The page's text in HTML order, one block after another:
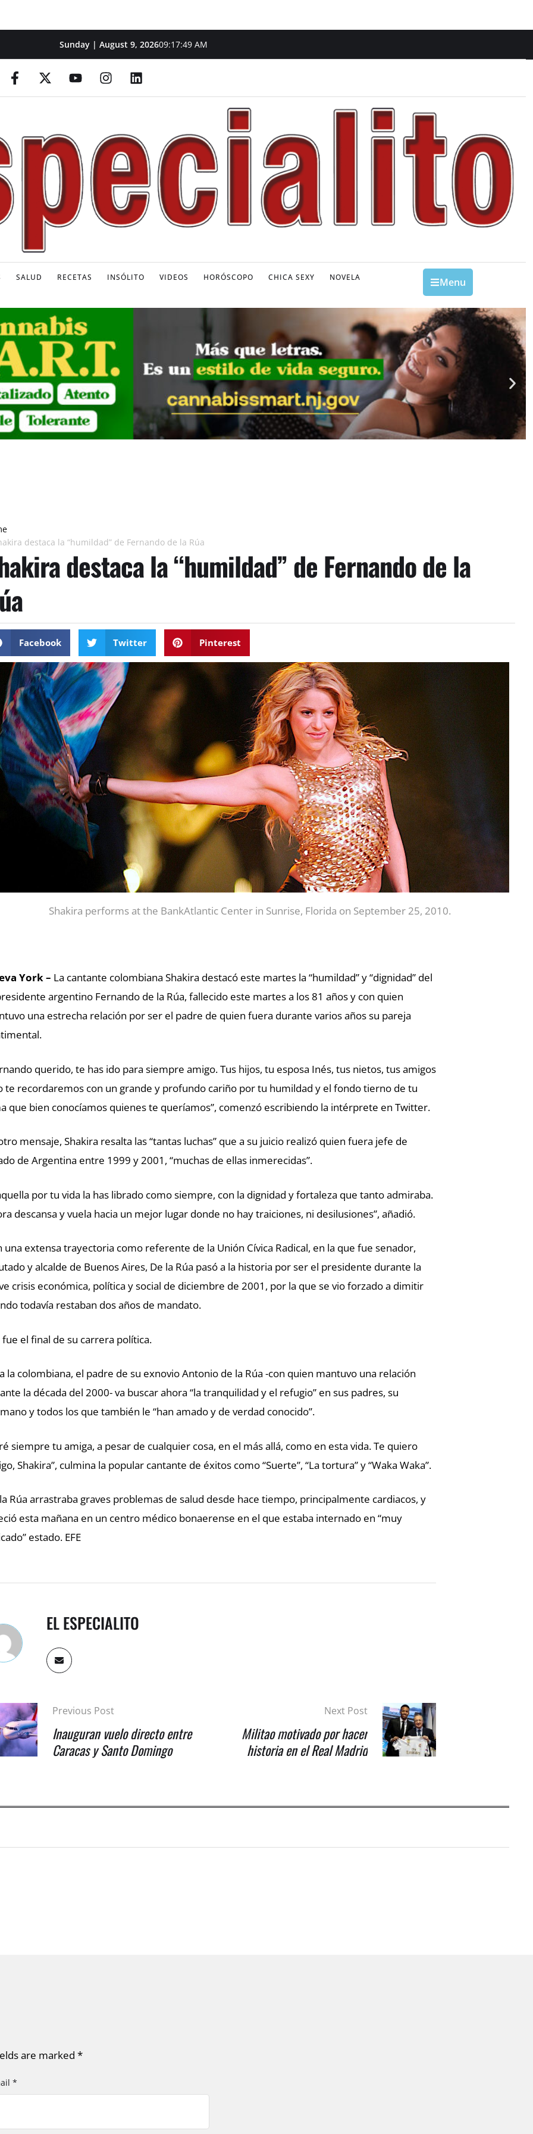
Sunday | August 9, 202609:17:50 AM
SALUD RECETAS INSÓLITO VIDEOS HORÓSCOPO CHICA SEXY NOVELA Menu
destaca la “humildad” de Fernando de la Rúa
destaca la “humildad” de Fernando de la
Facebook Twitter Pinterest
Shakira performs at the BankAtlantic Center in Sunrise, Florida on September 25, 2010.
York – La cantante colombiana Shakira destacó este martes la “humildad” y “dignidad” del
argentino Fernando de la Rúa, fallecido este martes a los 81 años y con quien
una estrecha relación por ser el padre de quien fuera durante varios años su pareja
querido, te has ido para siempre amigo. Tus hijos, tu esposa Inés, tus nietos, tus amigos
te recordaremos con un grande y profundo cariño por tu humildad y el fondo tierno de tu
que bien conocíamos quienes te queríamos”, comenzó escribiendo la intérprete en Twitter.
mensaje, Shakira resalta las “tantas luchas” que a su juicio realizó quien fuera jefe de
de Argentina entre 1999 y 2001, “muchas de ellas inmerecidas”.
por tu vida la has librado como siempre, con la dignidad y fortaleza que tanto admiraba.
descansa y vuela hacia un mejor lugar donde no hay traiciones, ni desilusiones”, añadió.
una extensa trayectoria como referente de la Unión Cívica Radical, en la que fue senador,
y alcalde de Buenos Aires, De la Rúa pasó a la historia por ser el presidente durante la
crisis económica, política y social de diciembre de 2001, por la que se vio forzado a dimitir
todavía restaban dos años de mandato.
fue el final de su carrera política.
la colombiana, el padre de su exnovio Antonio de la Rúa -con quien mantuvo una relación
la década del 2000- va buscar ahora “la tranquilidad y el refugio” en sus padres, su
y todos los que también le “han amado y de verdad conocido”.
siempre tu amiga, a pesar de cualquier cosa, en el más allá, como en esta vida. Te quiero
Shakira”, culmina la popular cantante de éxitos como “Suerte”, “La tortura” y “Waka Waka”.
Rúa arrastraba graves problemas de salud desde hace tiempo, principalmente cardiacos, y
esta mañana en un centro médico bonaerense en el que estaba internado en “muy
estado. EFE
EL ESPECIALITO
Previous Post
Inauguran vuelo directo entre
Caracas y Santo Domingo
Next Post
Militao motivado por hacer
historia en el Real Madrid
are marked *
*